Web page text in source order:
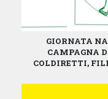
GIORNATA
CAMPAGNA
COLDIRETTI,